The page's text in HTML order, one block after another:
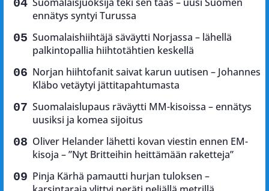
ennätys syntyi Turussa
Suomalaishiihtäjä säväytti Norjassa – lähellä
palkintopallia hiihtotähtien keskellä
Norjan hiihtofanit saivat karun uutisen – Johannes
Kläbo vetäytyi jättitapahtumasta
Suomalaislupaus räväytti MM-kisoissa – ennätys
uusiksi ja komea sijoitus
Oliver Helander lähetti kovan viestin ennen EM-
kisoja – ”Nyt Britteihin heittämään raketteja”
Pinja Kärhä pamautti hurjan tuloksen –